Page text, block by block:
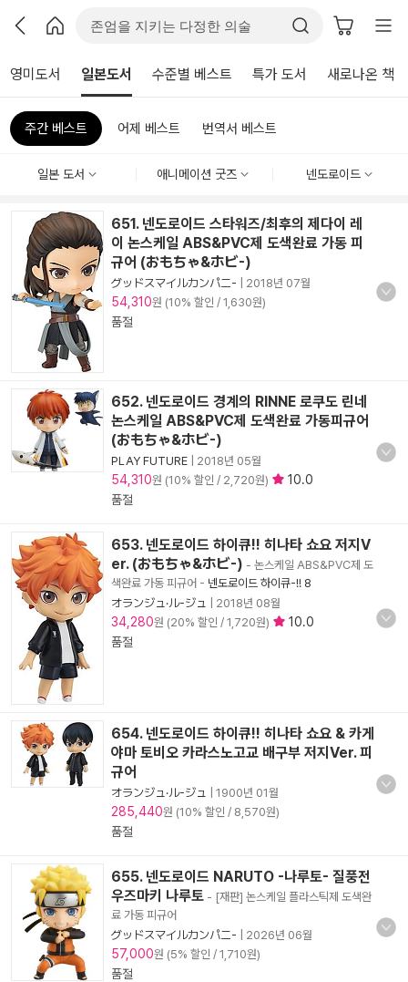
영미도서 일본도서 수준별 베스트 특가 도서 새로나온 책
주간 베스트 어제 베스트 번역서 베스트
일본 도서 애니메이션 굿즈 넨도로이드
651. 넨도로이드 스타워즈/최후의 제다이 레
이 논스케일 ABS&PVC제 도색완료 가동 피
규어 (おもちゃ&ホビ-)
グッドスマイルカンパニ- 2018년 07월
54,310원 (10% 할인 / 1,630원)
품절
652. 넨도로이드 경계의 RINNE 로쿠도 린네
논스케일 ABS&PVC제 도색완료 가동피규어
(おもちゃ&ホビ-)
PLAY FUTURE 2018년 05월
54,310원 (10% 할인 / 2,720원)
10.0
품절
653. 넨도로이드 하이큐!! 히나타 쇼요 저지V
er. (おもちゃ&ホビ-) - 논스케일 ABS&PVC제 도
색완료 가동 피규어 - 넨도로이드 하이큐-!! 8
オランジュ·ル-ジュ
2018년 08월
34,280원 (20% 할인 / 1,720원)
10.0
품절
654. 넨도로이드 하이큐!! 히나타 쇼요 & 카게
야마 토비오 카라스노고교 배구부 저지Ver. 피
규어
オランジュ·ル-ジュ 1900년 01월
285,440원 (10% 할인 / 8,570원)
품절
655. 넨도로이드 NARUTO -나루토- 질풍전
우즈마키 나루토 - [재판] 논스케일 플라스틱제 도색완
료 가동 피규어
グッドスマイルカンパニ-
2026년 06월
57,000원 (5% 할인 / 1,710원)
품절